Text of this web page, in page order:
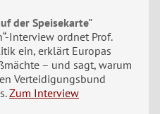
der Speisekarte"
Interview ordnet Prof.
ein, erklärt Europas
– und sagt, warum
Verteidigungsbund
Zum Interview